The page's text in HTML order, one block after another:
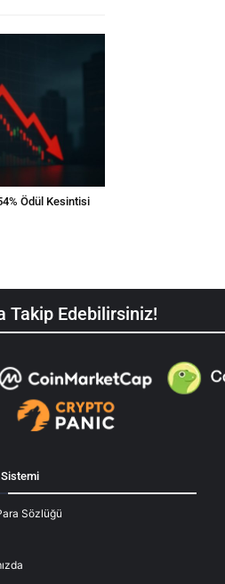
Ödül Kesintisi
Takip Edebilirsiniz!
Sözlüğü